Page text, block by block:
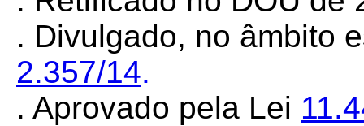
. Divulgado, no âmbito
2.357/14.
. Aprovado pela Lei